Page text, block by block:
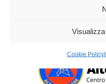
Cookie Policy